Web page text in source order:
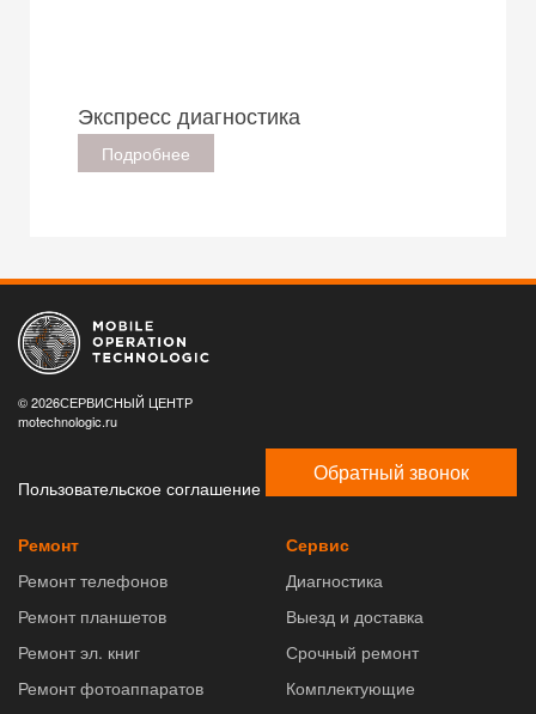
Экспресс диагностика
Подробнее
© 2026СЕРВИСНЫЙ ЦЕНТР
motechnologic.ru
Пользовательское соглашение
Обратный звонок
Ремонт
Ремонт телефонов
Ремонт планшетов
Ремонт эл. книг
Ремонт фотоаппаратов
Сервис
Диагностика
Выезд и доставка
Срочный ремонт
Комплектующие